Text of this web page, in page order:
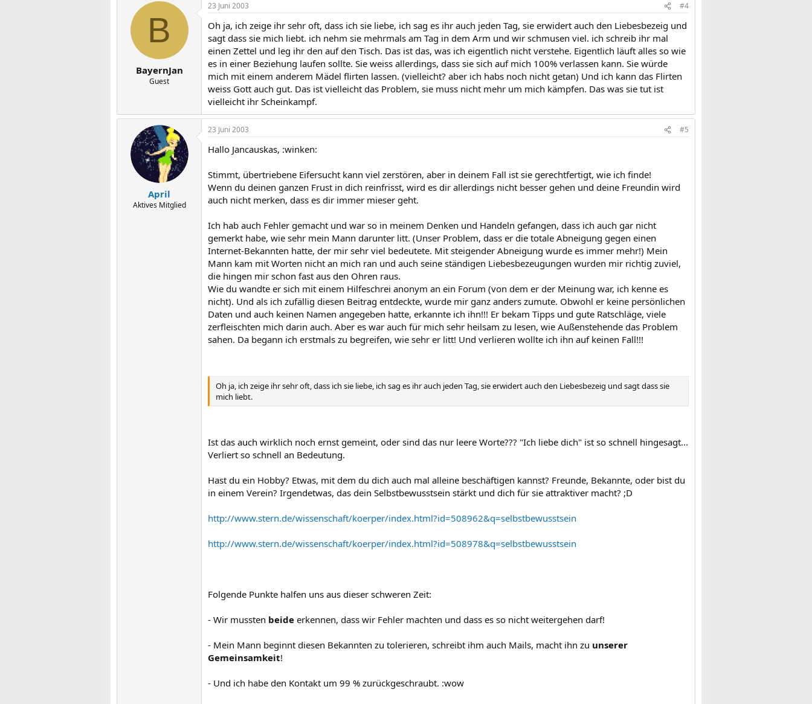
B
BayernJan
Guest
23 Juni 2003 #4
Oh ja, ich zeige ihr sehr oft, dass ich sie liebe, ich sag es ihr auch jeden Tag, sie erwidert auch den Liebesbezeig und
sagt dass sie mich liebt. ich nehm sie mehrmals am Tag in dem Arm und wir schmusen viel. ich schreib ihr mal
einen Zettel und leg ihr den auf den Tisch. Das ist das, was ich eigentlich nicht verstehe. Eigentlich läuft alles so wie
es in einer Beziehung laufen sollte. Sie weiss allerdings, dass sie sich auf mich 100% verlassen kann. Sie würde
mich mit einem anderem Mädel flirten lassen. (vielleicht? aber ich habs noch nicht getan) Und ich kann das Flirten
weiss Gott auch gut. Das ist vielleicht das Problem, sie muss nicht mehr um mich kämpfen. Das was sie tut ist
vielleicht ihr Scheinkampf.
April
Aktives Mitglied
23 Juni 2003 #5
Hallo Jancauskas, :winken:
Stimmt, übertriebene Eifersucht kann viel zerstören, aber in deinem Fall ist sie gerechtfertigt, wie ich finde!
Wenn du deinen ganzen Frust in dich reinfrisst, wird es dir allerdings nicht besser gehen und deine Freundin wird
auch nicht merken, dass es dir immer mieser geht.
Ich hab auch Fehler gemacht und war so in meinem Denken und Handeln gefangen, dass ich auch gar nicht
gemerkt habe, wie sehr mein Mann darunter litt. (Unser Problem, dass er die totale Abneigung gegen einen
Internet-Bekannten hatte, der mir sehr viel bedeutete. Mit steigender Abneigung wurde es immer mehr!) Mein
Mann kam mit Worten nicht an mich ran und auch seine ständigen Liebesbezeugungen wurden mir richtig zuviel,
die hingen mir schon fast aus den Ohren raus.
Wie du wandte er sich mit einem Hilfeschrei anonym an ein Forum (von dem er der Meinung war, ich kenne es
nicht). Und als ich zufällig diesen Beitrag entdeckte, wurde mir ganz anders zumute. Obwohl er keine persönlichen
Daten und auch keinen Namen angegeben hatte, erkannte ich ihn!!! Er bekam Tipps und gute Ratschläge, viele
zerfleischten mich darin auch. Aber es war auch für mich sehr heilsam zu lesen, wie Außenstehende das Problem
sahen. Da begann ich erstmals zu begreifen, wie sehr er litt! Und verlieren wollte ich ihn auf keinen Fall!!!
Oh ja, ich zeige ihr sehr oft, dass ich sie liebe, ich sag es ihr auch jeden Tag, sie erwidert auch den Liebesbezeig und sagt dass sie
mich liebt.
Ist das auch wirklich noch ernst gemeint, oder sind das nur leere Worte??? "Ich liebe dich" ist so schnell hingesagt...
Verliert so schnell an Bedeutung.
Hast du ein Hobby? Etwas, mit dem du dich auch mal alleine beschäftigen kannst? Freunde, Bekannte, oder bist du
in einem Verein? Irgendetwas, das dein Selbstbewusstsein stärkt und dich für sie attraktiver macht? ;D
http://www.stern.de/wissenschaft/koerper/index.html?id=508962&q=selbstbewusstsein
http://www.stern.de/wissenschaft/koerper/index.html?id=508978&q=selbstbewusstsein
Folgende Punkte halfen uns aus dieser schweren Zeit:
- Wir mussten beide erkennen, dass wir Fehler machten und dass es so nicht weitergehen darf!
- Mein Mann beginnt diesen Bekannten zu tolerieren, schreibt ihm auch Mails, macht ihn zu unserer
Gemeinsamkeit!
- Und ich habe den Kontakt um 99 % zurückgeschraubt. :wow